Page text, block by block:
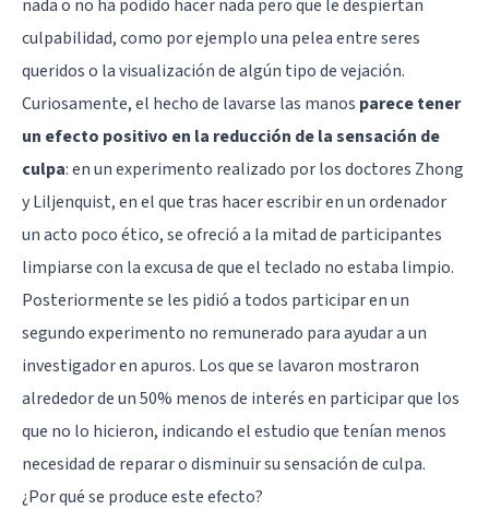
nada o no ha podido hacer nada pero que le despiertan
culpabilidad, como por ejemplo una pelea entre seres
queridos o la visualización de algún tipo de vejación.
Curiosamente, el hecho de lavarse las manos parece tener
un efecto positivo en la reducción de la sensación de
culpa: en un experimento realizado por los doctores Zhong
y Liljenquist, en el que tras hacer escribir en un ordenador
un acto poco ético, se ofreció a la mitad de participantes
limpiarse con la excusa de que el teclado no estaba limpio.
Posteriormente se les pidió a todos participar en un
segundo experimento no remunerado para ayudar a un
investigador en apuros. Los que se lavaron mostraron
alrededor de un 50% menos de interés en participar que los
que no lo hicieron, indicando el estudio que tenían menos
necesidad de reparar o disminuir su sensación de culpa.
¿Por qué se produce este efecto?